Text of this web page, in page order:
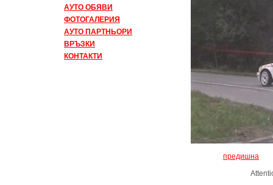
АУТО ОБЯВИ
ФОТОГАЛЕРИЯ
АУТО ПАРТНЬОРИ
ВРЪЗКИ
КОНТАКТИ
предишна